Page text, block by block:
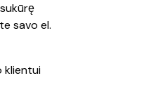
savo el.
klientui